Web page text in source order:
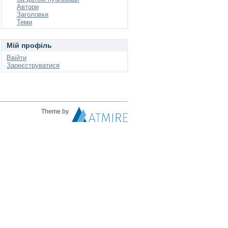
Автори
Заголовки
Теми
Мій профіль
Ввійти
Зареєструватися
Theme by